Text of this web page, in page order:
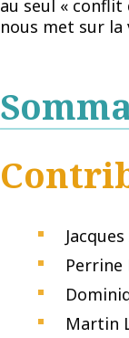
au seul «
nous met sur la
Perrine
Martin